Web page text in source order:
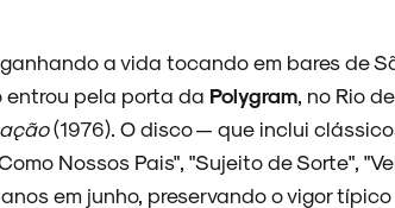
a vida tocando em bares de
entrou pela porta da Polygram , no Rio
(1976). O disco — que inclui
Nossos Pais", "Sujeito de Sorte",
em junho, preservando o vigor